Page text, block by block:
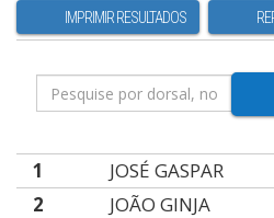
IMPRIMIR RESULTADOS
1
JOSÉ GASPAR
2
JOÃO GINJA